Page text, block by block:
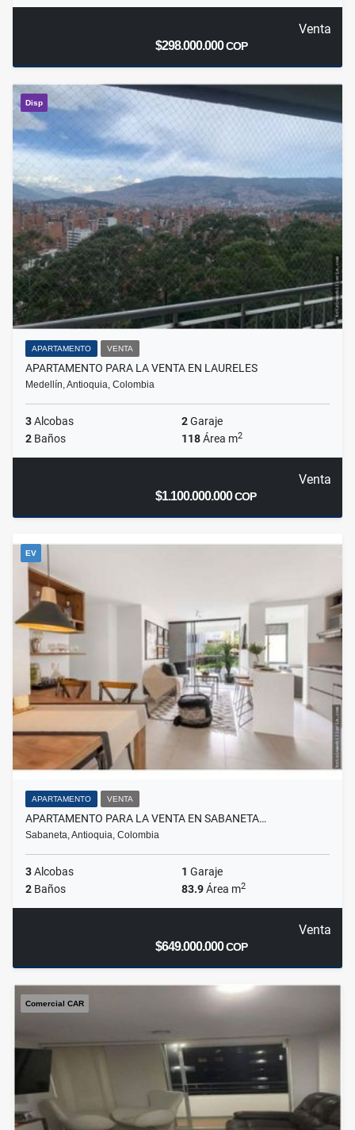
Venta
$298.000.000COP
Disp
APARTAMENTO VENTA
APARTAMENTO PARA LA VENTA EN LAURELES
Medellín, Antioquia, Colombia
3Alcobas 2Garaje
2 Baños 118Área m2
Venta
$1.100.000.000COP
EV
APARTAMENTO VENTA
APARTAMENTO PARA LA VENTA EN SABANETA…
Sabaneta, Antioquia, Colombia
3Alcobas 1 Garaje
2 Baños 83.9Área m2
Venta
$649.000.000COP
Comercial CAR